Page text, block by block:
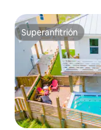
Superanfitrión
Superanfitrión